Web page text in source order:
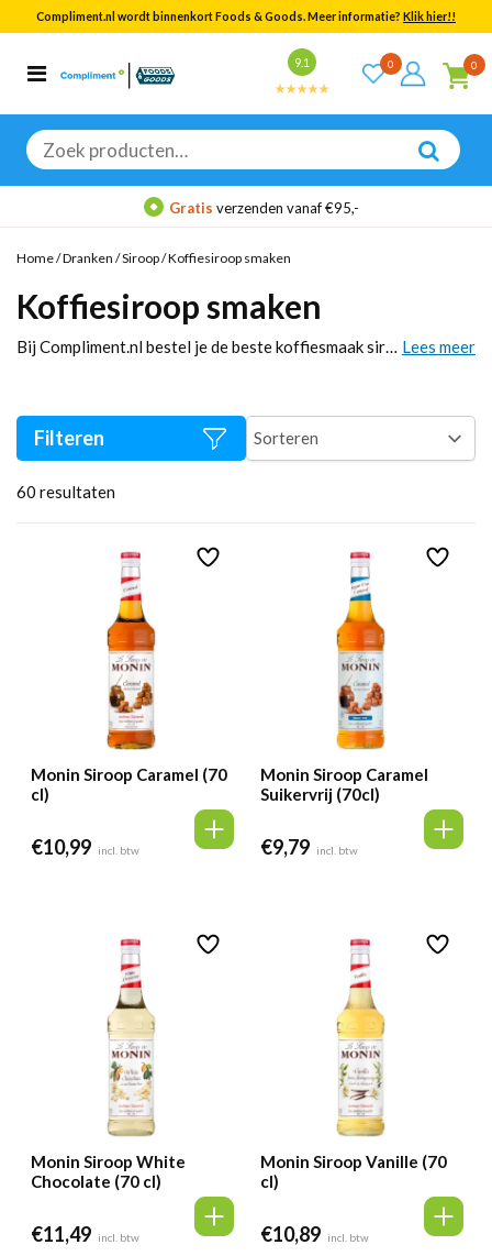
Compliment.nl wordt binnenkort Foods & Goods. Meer informatie? Klik hier!!
9.1 0 0
Zoeken
naar:
Categorieën
Bekijk alle resultaten
verzenden vanaf €95,-
Home/Dranken /Siroop/Koffiesiroop smaken
Koffiesiroop smaken
Bij Compliment.nl bestel je de beste koffiesmaak siropen, van caramel en vanille tot hazelnoot en speculoos. Ontdek de populairste koffie smaakjes siroop, inclusief suikervrije opties zoals caramel suikervrij en witte chocolade. Perfect voor het creëren van de lekkerste koffievariaties! Bestel snel online en geniet van de rijke smaken die je koffie naar een hoger niveau tillen. Lees meer
60 resultaten
Filteren
Monin Siroop Caramel (70
cl)
€10,99 incl. btw
Monin Siroop Caramel
Suikervrij (70cl)
€9,79 incl. btw
Monin Siroop White
Chocolate (70 cl)
€11,49 incl. btw
Monin Siroop Vanille (70
cl)
€10,89 incl. btw